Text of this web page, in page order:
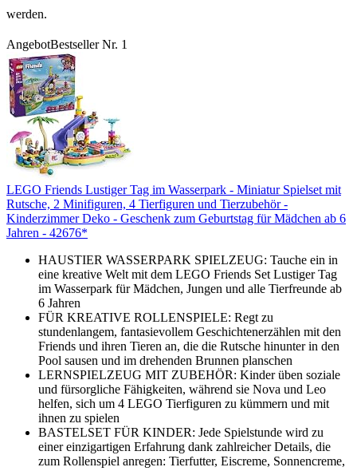
werden.
AngebotBestseller Nr. 1
LEGO Friends Lustiger Tag im Wasserpark - Miniatur Spielset mit
Rutsche, 2 Minifiguren, 4 Tierfiguren und Tierzubehör -
Kinderzimmer Deko - Geschenk zum Geburtstag für Mädchen ab 6
Jahren - 42676*
HAUSTIER WASSERPARK SPIELZEUG: Tauche ein in
eine kreative Welt mit dem LEGO Friends Set Lustiger Tag
im Wasserpark für Mädchen, Jungen und alle Tierfreunde ab
6 Jahren
FÜR KREATIVE ROLLENSPIELE: Regt zu
stundenlangem, fantasievollem Geschichtenerzählen mit den
Friends und ihren Tieren an, die die Rutsche hinunter in den
Pool sausen und im drehenden Brunnen planschen
LERNSPIELZEUG MIT ZUBEHÖR: Kinder üben soziale
und fürsorgliche Fähigkeiten, während sie Nova und Leo
helfen, sich um 4 LEGO Tierfiguren zu kümmern und mit
ihnen zu spielen
BASTELSET FÜR KINDER: Jede Spielstunde wird zu
einer einzigartigen Erfahrung dank zahlreicher Details, die
zum Rollenspiel anregen: Tierfutter, Eiscreme, Sonnencreme,